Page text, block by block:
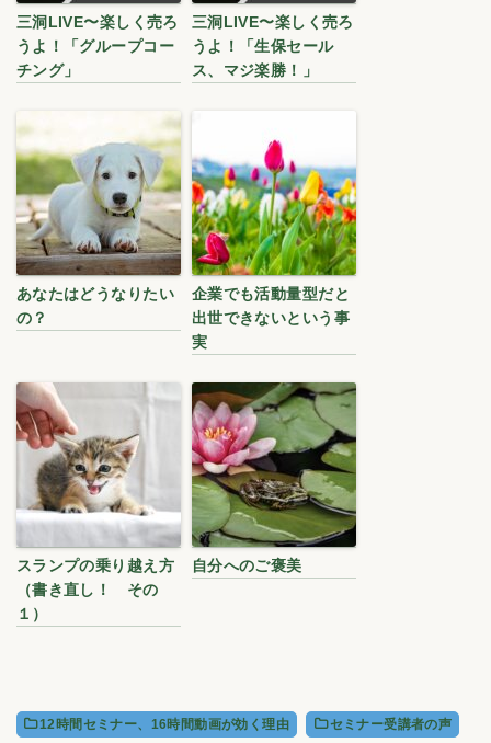
三洞LIVE〜楽しく売ろ
うよ！「グループコー
チング」
三洞LIVE〜楽しく売ろ
うよ！「生保セール
ス、マジ楽勝！」
あなたはどうなりたい
の？
企業でも活動量型だと
出世できないという事
実
スランプの乗り越え方
（書き直し！ その
１）
自分へのご褒美
12時間セミナー、16時間動画が効く理由 セミナー受講者の声